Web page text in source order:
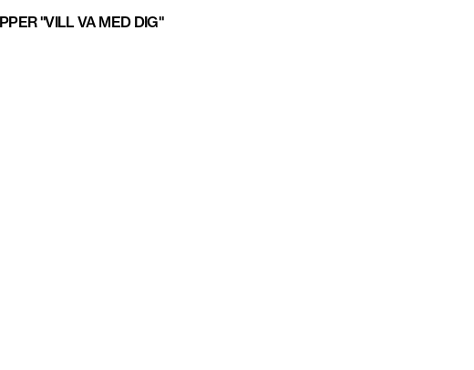
"VILL VA MED DIG"